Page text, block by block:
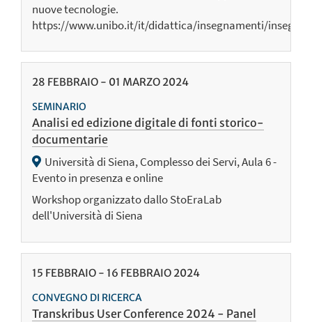
nuove tecnologie.
https://www.unibo.it/it/didattica/insegnamenti/
28 FEBBRAIO - 01 MARZO 2024
SEMINARIO
Analisi ed edizione digitale di fonti storico-
documentarie
Università di Siena, Complesso dei Servi, Aula 6 -
Evento in presenza e online
Workshop organizzato dallo StoEraLab
dell'Università di Siena
15 FEBBRAIO - 16 FEBBRAIO 2024
CONVEGNO DI RICERCA
Transkribus User Conference 2024 - Panel